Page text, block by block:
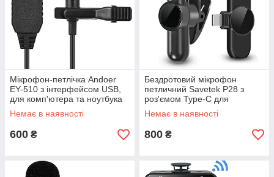
Мікрофон-петлічка Andoer
EY-510 з інтерфейсом USB,
для комп'ютера та ноутбука
GoodPlace -worry-free-
shopping-
Немає в наявності
600 ₴
Бездротовий мікрофон
петличний Savetek P28 з
роз'ємом Type-C для
гаджетів, 2.4 ГГц GoodPlace -
worry-free-shopping-
Немає в наявності
800 ₴